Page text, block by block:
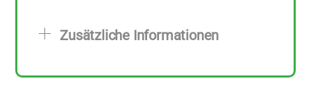
60
Menge
Zusätzliche Informationen